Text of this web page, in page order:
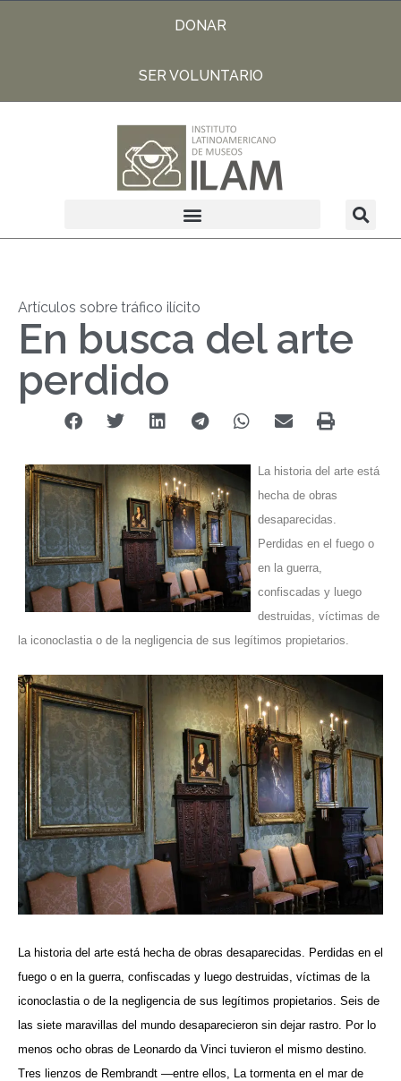
DONAR
SER VOLUNTARIO
Artículos sobre tráfico ilícito
En busca del arte
perdido
La historia del arte está
hecha de obras
desaparecidas.
Perdidas en el fuego o
en la guerra,
confiscadas y luego
destruidas, víctimas de
la iconoclastia o de la negligencia de sus legítimos propietarios.
La historia del arte está hecha de obras desaparecidas. Perdidas en el
fuego o en la guerra, confiscadas y luego destruidas, víctimas de la
iconoclastia o de la negligencia de sus legítimos propietarios. Seis de
las siete maravillas del mundo desaparecieron sin dejar rastro. Por lo
menos ocho obras de Leonardo da Vinci tuvieron el mismo destino.
Tres lienzos de Rembrandt —entre ellos, La tormenta en el mar de